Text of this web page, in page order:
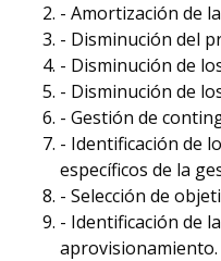
- Amortización de
- Disminución del
- Disminución de
- Disminución de
- Gestión de
- Identificación de
específicos de la
- Selección de
- Identificación de
aprovisionamiento.